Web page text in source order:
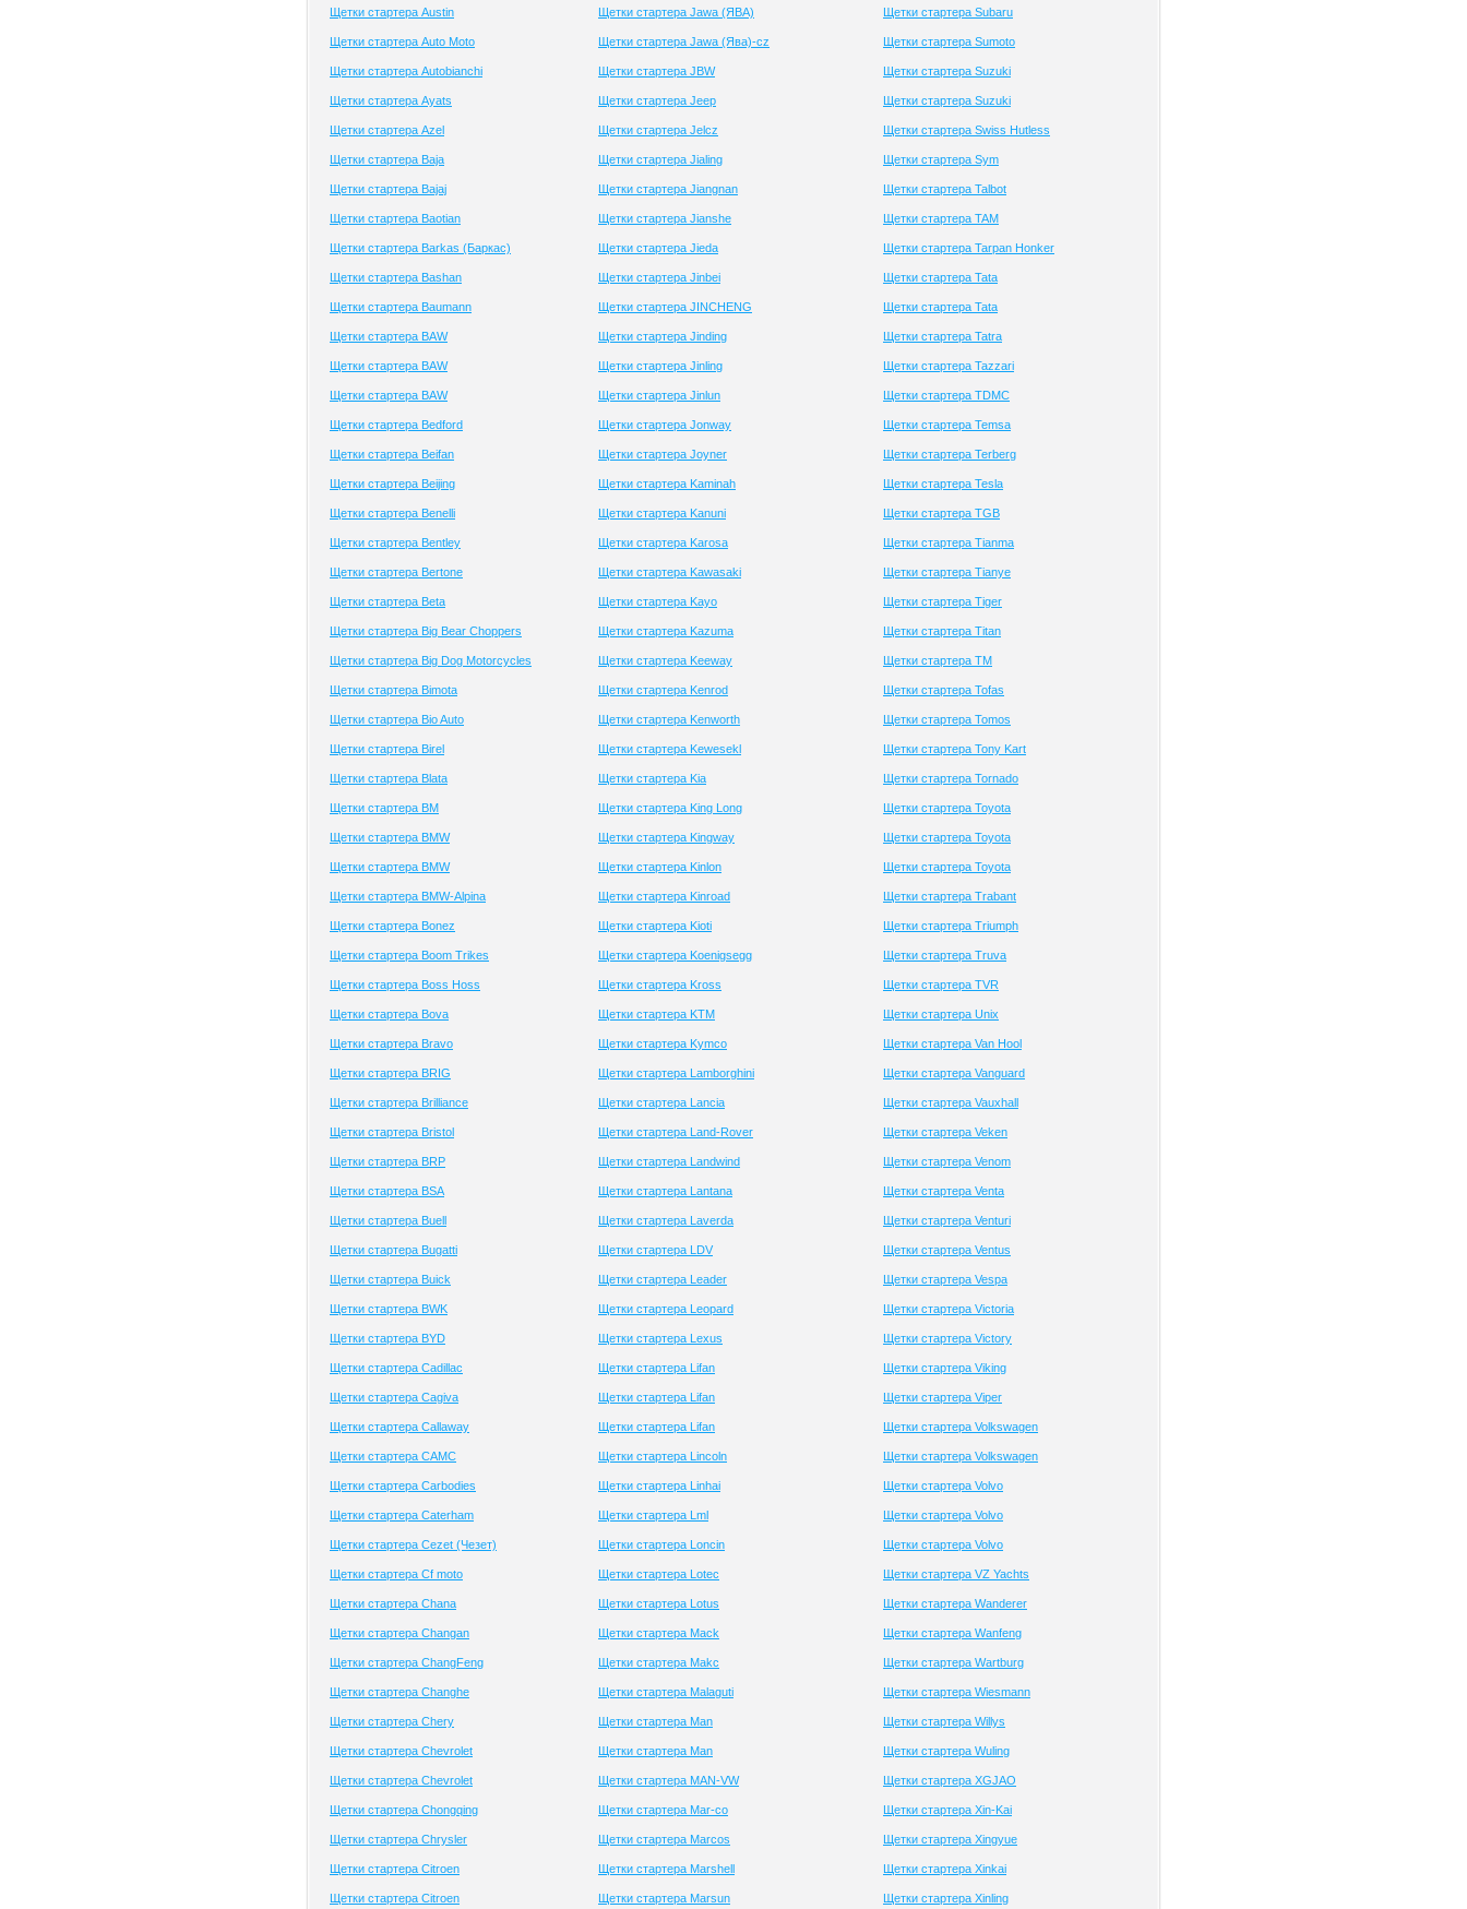
Щетки стартера Austin
Щетки стартера Auto Moto
Щетки стартера Autobianchi
Щетки стартера Ayats
Щетки стартера Azel
Щетки стартера Baja
Щетки стартера Bajaj
Щетки стартера Baotian
Щетки стартера Barkas (Баркас)
Щетки стартера Bashan
Щетки стартера Baumann
Щетки стартера BAW
Щетки стартера BAW
Щетки стартера BAW
Щетки стартера Bedford
Щетки стартера Beifan
Щетки стартера Beijing
Щетки стартера Benelli
Щетки стартера Bentley
Щетки стартера Bertone
Щетки стартера Beta
Щетки стартера Big Bear Choppers
Щетки стартера Big Dog Motorcycles
Щетки стартера Bimota
Щетки стартера Bio Auto
Щетки стартера Birel
Щетки стартера Blata
Щетки стартера BM
Щетки стартера BMW
Щетки стартера BMW
Щетки стартера BMW-Alpina
Щетки стартера Bonez
Щетки стартера Boom Trikes
Щетки стартера Boss Hoss
Щетки стартера Bova
Щетки стартера Bravo
Щетки стартера BRIG
Щетки стартера Brilliance
Щетки стартера Bristol
Щетки стартера BRP
Щетки стартера BSA
Щетки стартера Buell
Щетки стартера Bugatti
Щетки стартера Buick
Щетки стартера BWK
Щетки стартера BYD
Щетки стартера Cadillac
Щетки стартера Cagiva
Щетки стартера Callaway
Щетки стартера CAMC
Щетки стартера Carbodies
Щетки стартера Caterham
Щетки стартера Cezet (Чезет)
Щетки стартера Cf moto
Щетки стартера Chana
Щетки стартера Changan
Щетки стартера ChangFeng
Щетки стартера Changhe
Щетки стартера Chery
Щетки стартера Chevrolet
Щетки стартера Chevrolet
Щетки стартера Chongqing
Щетки стартера Chrysler
Щетки стартера Citroen
Щетки стартера Citroen
Щетки стартера Jawa (ЯВА)
Щетки стартера Jawa (Ява)-cz
Щетки стартера JBW
Щетки стартера Jeep
Щетки стартера Jelcz
Щетки стартера Jialing
Щетки стартера Jiangnan
Щетки стартера Jianshe
Щетки стартера Jieda
Щетки стартера Jinbei
Щетки стартера JINCHENG
Щетки стартера Jinding
Щетки стартера Jinling
Щетки стартера Jinlun
Щетки стартера Jonway
Щетки стартера Joyner
Щетки стартера Kaminah
Щетки стартера Kanuni
Щетки стартера Karosa
Щетки стартера Kawasaki
Щетки стартера Kayo
Щетки стартера Kazuma
Щетки стартера Keeway
Щетки стартера Kenrod
Щетки стартера Kenworth
Щетки стартера Kewesekl
Щетки стартера Kia
Щетки стартера King Long
Щетки стартера Kingway
Щетки стартера Kinlon
Щетки стартера Kinroad
Щетки стартера Kioti
Щетки стартера Koenigsegg
Щетки стартера Kross
Щетки стартера KTM
Щетки стартера Kymco
Щетки стартера Lamborghini
Щетки стартера Lancia
Щетки стартера Land-Rover
Щетки стартера Landwind
Щетки стартера Lantana
Щетки стартера Laverda
Щетки стартера LDV
Щетки стартера Leader
Щетки стартера Leopard
Щетки стартера Lexus
Щетки стартера Lifan
Щетки стартера Lifan
Щетки стартера Lifan
Щетки стартера Lincoln
Щетки стартера Linhai
Щетки стартера Lml
Щетки стартера Loncin
Щетки стартера Lotec
Щетки стартера Lotus
Щетки стартера Mack
Щетки стартера Makc
Щетки стартера Malaguti
Щетки стартера Man
Щетки стартера Man
Щетки стартера MAN-VW
Щетки стартера Mar-co
Щетки стартера Marcos
Щетки стартера Marshell
Щетки стартера Marsun
Щетки стартера Subaru
Щетки стартера Sumoto
Щетки стартера Suzuki
Щетки стартера Suzuki
Щетки стартера Swiss Hutless
Щетки стартера Sym
Щетки стартера Talbot
Щетки стартера TAM
Щетки стартера Tarpan Honker
Щетки стартера Tata
Щетки стартера Tata
Щетки стартера Tatra
Щетки стартера Tazzari
Щетки стартера TDMC
Щетки стартера Temsa
Щетки стартера Terberg
Щетки стартера Tesla
Щетки стартера TGB
Щетки стартера Tianma
Щетки стартера Tianye
Щетки стартера Tiger
Щетки стартера Titan
Щетки стартера TM
Щетки стартера Tofas
Щетки стартера Tomos
Щетки стартера Tony Kart
Щетки стартера Tornado
Щетки стартера Toyota
Щетки стартера Toyota
Щетки стартера Toyota
Щетки стартера Trabant
Щетки стартера Triumph
Щетки стартера Truva
Щетки стартера TVR
Щетки стартера Unix
Щетки стартера Van Hool
Щетки стартера Vanguard
Щетки стартера Vauxhall
Щетки стартера Veken
Щетки стартера Venom
Щетки стартера Venta
Щетки стартера Venturi
Щетки стартера Ventus
Щетки стартера Vespa
Щетки стартера Victoria
Щетки стартера Victory
Щетки стартера Viking
Щетки стартера Viper
Щетки стартера Volkswagen
Щетки стартера Volkswagen
Щетки стартера Volvo
Щетки стартера Volvo
Щетки стартера Volvo
Щетки стартера VZ Yachts
Щетки стартера Wanderer
Щетки стартера Wanfeng
Щетки стартера Wartburg
Щетки стартера Wiesmann
Щетки стартера Willys
Щетки стартера Wuling
Щетки стартера XGJAO
Щетки стартера Xin-Kai
Щетки стартера Xingyue
Щетки стартера Xinkai
Щетки стартера Xinling